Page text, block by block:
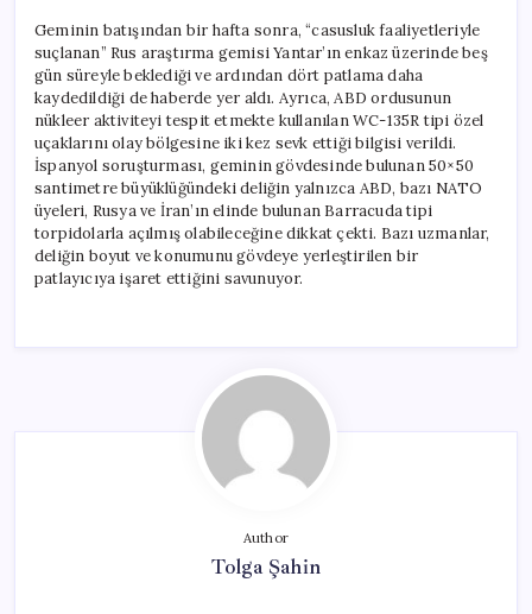
Geminin batışından bir hafta sonra, “casusluk faaliyetleriyle
suçlanan” Rus araştırma gemisi Yantar’ın enkaz üzerinde beş
gün süreyle beklediği ve ardından dört patlama daha
kaydedildiği de haberde yer aldı. Ayrıca, ABD ordusunun
nükleer aktiviteyi tespit etmekte kullanılan WC-135R tipi özel
uçaklarını olay bölgesine iki kez sevk ettiği bilgisi verildi.
İspanyol soruşturması, geminin gövdesinde bulunan 50×50
santimetre büyüklüğündeki deliğin yalnızca ABD, bazı NATO
üyeleri, Rusya ve İran’ın elinde bulunan Barracuda tipi
torpidolarla açılmış olabileceğine dikkat çekti. Bazı uzmanlar,
deliğin boyut ve konumunu gövdeye yerleştirilen bir
patlayıcıya işaret ettiğini savunuyor.
Author
Tolga Şahin